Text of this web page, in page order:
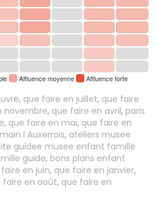
Affluence moyenne Affluence forte
, que faire en juillet, que faire
novembre, que faire en avril, paris
, que faire en mai, que faire en
l Auxerrois, ateliers musee
guidee musee enfant famille
guide, bons plans enfant
en juin, que faire en janvier,
faire en août, que faire en